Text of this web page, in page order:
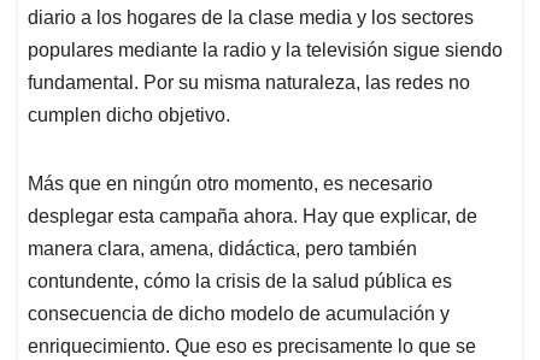
diario a los hogares de la clase media y los sectores
populares mediante la radio y la televisión sigue siendo
fundamental. Por su misma naturaleza, las redes no
cumplen dicho objetivo.
Más que en ningún otro momento, es necesario
desplegar esta campaña ahora. Hay que explicar, de
manera clara, amena, didáctica, pero también
contundente, cómo la crisis de la salud pública es
consecuencia de dicho modelo de acumulación y
enriquecimiento. Que eso es precisamente lo que se